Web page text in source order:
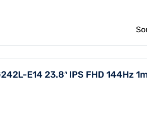
E14 23.8″ IPS FHD 144Hz